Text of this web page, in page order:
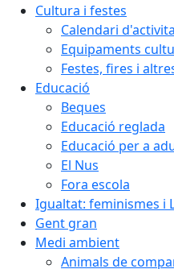
Cultura i festes
Calendari
Equipaments
Festes, fires i
Educació
Beques
Educació reglada
Educació per a
El Nus
Fora escola
Igualtat: feminismes i
Gent gran
Medi ambient
Animals de